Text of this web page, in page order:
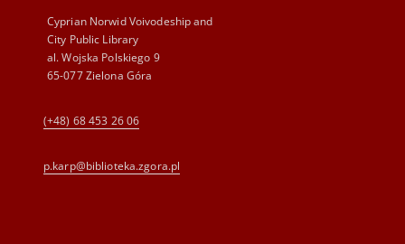
Cyprian Norwid Voivodeship and
City Public Library
al. Wojska Polskiego 9
65-077 Zielona Góra
(+48) 68 453 26 06
p.karp@biblioteka.zgora.pl